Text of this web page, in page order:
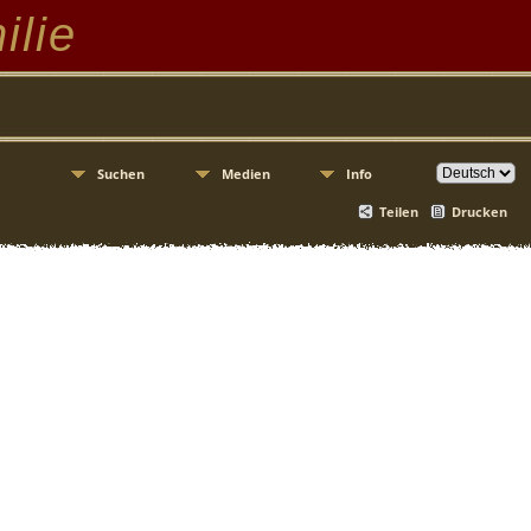
Suchen Medien Info
Teilen Drucken